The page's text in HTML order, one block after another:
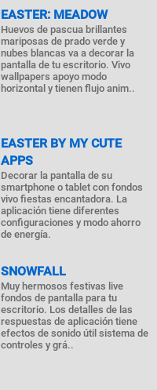
EASTER: MEADOW
Huevos de pascua brillantes
mariposas de prado verde y
nubes blancas va a decorar la
pantalla de tu escritorio. Vivo
wallpapers apoyo modo
horizontal y tienen flujo anim..
EASTER BY MY CUTE
APPS
Decorar la pantalla de su
smartphone o tablet con fondos
vivo fiestas encantadora. La
aplicación tiene diferentes
configuraciones y modo ahorro
de energía.
SNOWFALL
Muy hermosos festivas live
fondos de pantalla para tu
escritorio. Los detalles de las
respuestas de aplicación tiene
efectos de sonido útil sistema de
controles y grá..